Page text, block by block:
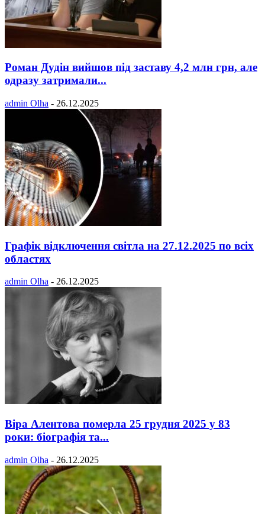
Роман Дудін вийшов під заставу 4,2 млн грн, але
одразу затримали...
admin Olha - 26.12.2025
Графік відключення світла на 27.12.2025 по всіх
областях
admin Olha - 26.12.2025
Віра Алентова померла 25 грудня 2025 у 83
роки: біографія та...
admin Olha - 26.12.2025